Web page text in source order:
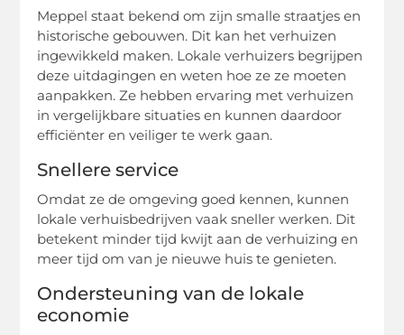
Meppel staat bekend om zijn smalle straatjes en
historische gebouwen. Dit kan het verhuizen
ingewikkeld maken. Lokale verhuizers begrijpen
deze uitdagingen en weten hoe ze ze moeten
aanpakken. Ze hebben ervaring met verhuizen
in vergelijkbare situaties en kunnen daardoor
efficiënter en veiliger te werk gaan.
Snellere service
Omdat ze de omgeving goed kennen, kunnen
lokale verhuisbedrijven vaak sneller werken. Dit
betekent minder tijd kwijt aan de verhuizing en
meer tijd om van je nieuwe huis te genieten.
Ondersteuning van de lokale
economie